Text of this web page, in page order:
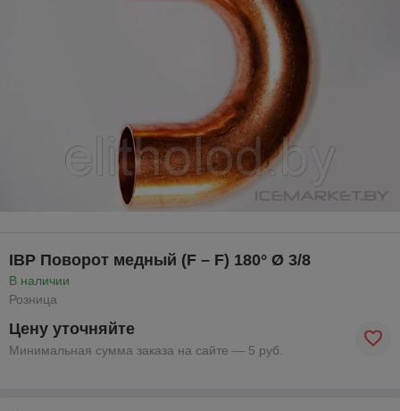
IBP Поворот медный (F – F) 180° Ø 3/8
В наличии
Розница
Цену уточняйте
Минимальная сумма заказа на сайте — 5 руб.